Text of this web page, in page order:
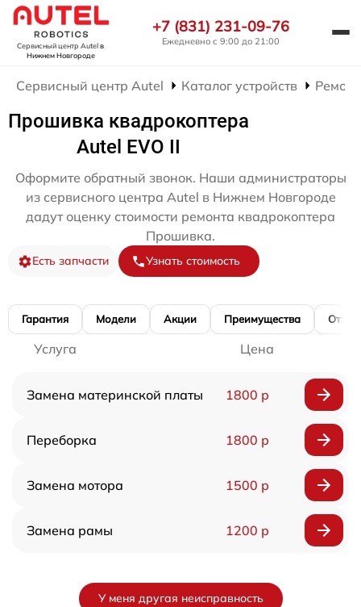
Сервисный центр Autelв
Нижнем Новгороде
+7 (831) 231-09-76
Ежедневно с 9:00 до 21:00
Сервисный центр Autel Каталог устройств
Прошивка квадрокоптера
Autel EVO II
Оформите обратный звонок. Наши администраторы
из сервисного центра Autel в Нижнем Новгороде
дадут оценку стоимости ремонта квадрокоптера
Прошивка.
Есть запчасти Узнать стоимость
Гарантия Модели Акции Преимущества
Услуга Цена
Замена материнской платы 1800 р
Переборка 1800 р
Замена мотора 1500 р
Замена рамы 1200 р
У меня другая неисправность